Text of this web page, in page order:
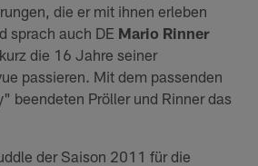
die er mit ihnen erleben
sprach auch DE Mario Rinner
die 16 Jahre seiner
passieren. Mit dem passenden
beendeten Pröller und Rinner das
der Saison 2011 für die